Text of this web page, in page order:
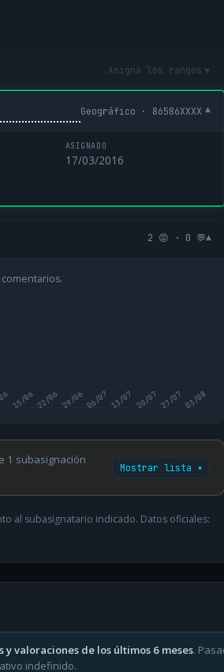
Asigna los rangos ▾
Geográfico · 86586XXXX ▾
ASIGNADO
17/03/2016
2 😡 · 0 💬▾
comentarios.
15/0622/06 29/0606/07 13/07 20/07 27/07 03/08
1 subasignación
Mostrar lista ▾
al subasignatario indicado. Datos oficiales:
y valoraciones de los últimos 6 meses.
indefinido.